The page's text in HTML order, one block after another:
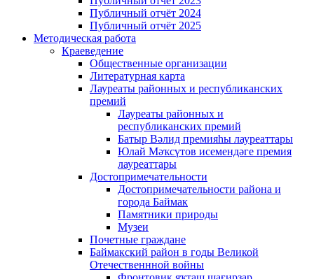
Публичный отчёт 2024
Публичный отчёт 2025
Методическая работа
Краеведение
Общественные организации
Литературная карта
Лауреаты районных и республиканских
премий
Лауреаты районных и
республиканских премий
Батыр Вәлид премияһы лауреаттары
Юлай Мәҡсүтов исемендәге премия
лауреаттары
Достопримечательности
Достопримечательности района и
города Баймак
Памятники природы
Музеи
Почетные граждане
Баймакский район в годы Великой
Отечественнной войны